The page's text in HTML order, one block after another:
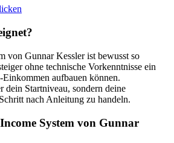
von Gunnar Kessler ist bewusst so
ohne technische Vorkenntnisse ein
aufbauen können.
dein Startniveau, sondern deine
nach Anleitung zu handeln.
System von Gunnar